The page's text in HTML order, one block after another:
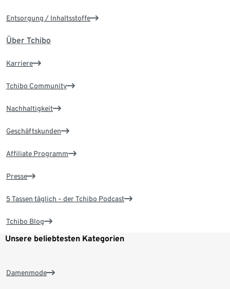
Entsorgung / Inhaltsstoffe
Über Tchibo
Karriere
Tchibo Community
Nachhaltigkeit
Geschäftskunden
Affiliate Programm
Presse
5 Tassen täglich – der Tchibo Podcast
Tchibo Blog
Unsere beliebtesten Kategorien
Damenmode